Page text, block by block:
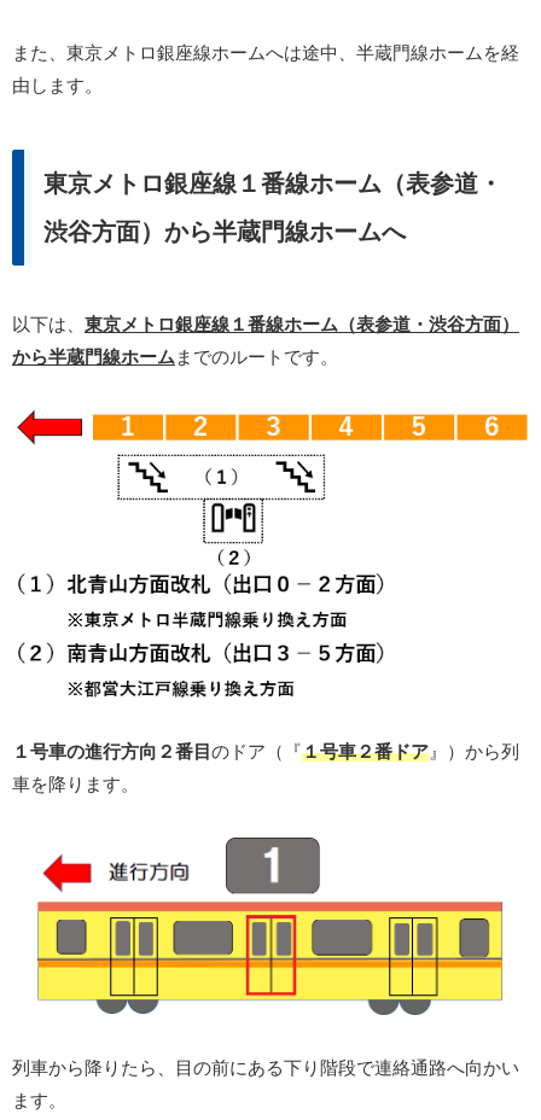
また、東京メトロ銀座線ホームへは途中、半蔵門線ホームを経
由します。
東京メトロ銀座線１番線ホーム（表参道・
渋谷方面）から半蔵門線ホームへ
以下は、 東京メトロ銀座線１番線ホーム（表参道・渋谷方面）
から半蔵門線ホーム までのルートです。
１号車の進行方向２番目 のドア（『１号車２番ドア』）から列
車を降ります。
列車から降りたら、目の前にある下り階段で連絡通路へ向かい
ます。